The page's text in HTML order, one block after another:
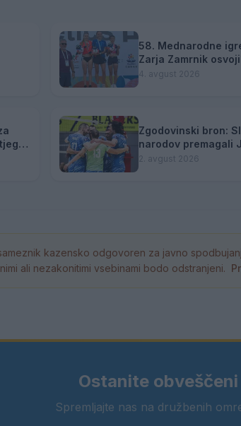
58. Mednarodne
Zarja Zamrnik
4. avgust 2026
Zgodovinski bron:
narodov premagali
2. avgust 2026
kazensko odgovoren za javno
ali nezakonitimi vsebinami bodo odstranjeni.
Ostanite obveščeni
Spremljajte nas na družbenih